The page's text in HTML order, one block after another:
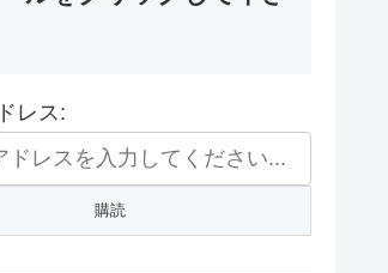
レス: